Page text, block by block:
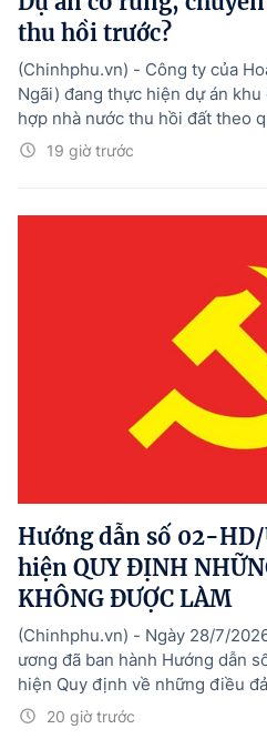
thu hồi trước?
19 giờ trước
(Chinhphu.vn) - Công ty của
Ngãi) đang thực hiện dự án
hợp nhà nước thu hồi đất theo
Hướng dẫn số 02-
hiện QUY ĐỊNH
KHÔNG ĐƯỢC LÀM
20 giờ trước
(Chinhphu.vn) - Ngày 28/7/
ương đã ban hành Hướng dẫn
hiện Quy định về những điều